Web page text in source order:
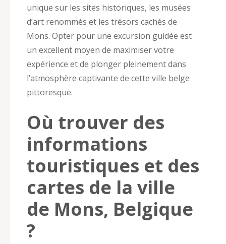
unique sur les sites historiques, les musées
d’art renommés et les trésors cachés de
Mons. Opter pour une excursion guidée est
un excellent moyen de maximiser votre
expérience et de plonger pleinement dans
l’atmosphère captivante de cette ville belge
pittoresque.
Où trouver des
informations
touristiques et des
cartes de la ville
de Mons, Belgique
?